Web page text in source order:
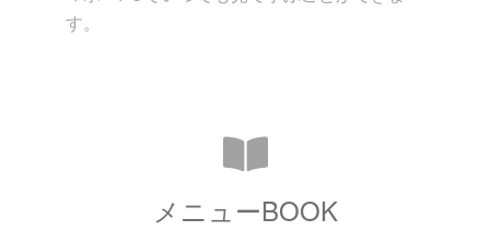
す。
メニューBOOK